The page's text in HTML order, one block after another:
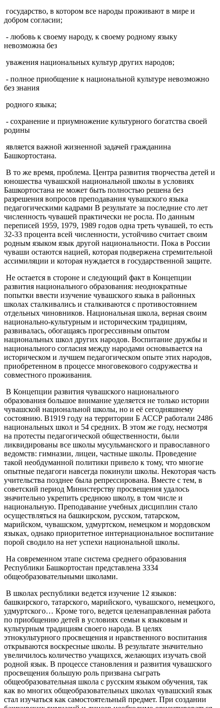
государство, в котором все народы проживают в мире и
добром согласии;
- любовь к своему народу, к своему родному языку
невозможна без
уважения национальных культур других народов;
- полное приобщение к национальной культуре невозможно
без знания
родного языка;
- сохранение и приумножение культурного богатства своей
родины
является важной жизненной задачей гражданина
Башкортостана.
В то же время, проблема. Центра развития творчества детей и
юношества чувашской национальной школы в условиях
Башкортостана не может быть полностью решена без
разрешения вопросов преподавания чувашского языка
педагогическими кадрами В результате за последние сто лет
численность чувашей практически не росла. По данным
переписей 1959, 1979, 1989 годов одна треть чувашей, то есть
32-33 процента всей численности, устойчиво считает своим
родным языком язык другой национальности. Пока в России
чуваши остаются нацией, которая подвержена стремительной
ассимиляции и которая нуждается в государственной защите.
Не остается в стороне и следующий факт в Концепции
развития национального образования: неоднократные
попытки ввести изучение чувашского языка в районных
школах сталкивались и сталкиваются с противостоянием
отдельных чиновников. Национальная школа, верная своим
национально-культурным и историческим традициям,
развивалась, обогащаясь прогрессивным опытом
национальных школ других народов. Воспитание дружбы и
национального согласия между народами основывается на
историческом и лучшем педагогическом опыте этих народов,
приобретенном в процессе многовекового содружества и
совместного проживания.
В Концепции развития чувашского национального
образования большое внимание уделяется не только истории
чувашской национальной школы, но и её сегодняшнему
состоянию. В1919 году на территории Б АССР работали 2486
национальных школ и 54 средних. В этом же году, несмотря
на протесты педагогической общественности, были
ликвидированы все школы мусульманского и православного
ведомств: гимназии, лицеи, частные школы. Проведение
такой необдуманной политики привело к тому, что многие
опытные педагоги навсегда покинули школы. Некоторая часть
учительства позднее была репрессирована. Вместе с тем, в
советский период Министерству просвещения удалось
значительно укрепить среднюю школу, в том числе и
национальную. Преподавание учебных дисциплин стало
осуществляться на башкирском, русском, татарском,
марийском, чувашском, удмуртском, немецком и мордовском
языках, однако приоритетное интернациональное воспитание
порой сводило на нет успехи национальной школы.
На современном этапе система среднего образования
Республики Башкортостан представлена 3334
общеобразовательными школами.
В школах республики ведется изучение 12 языков:
башкирского, татарского, марийского, чувашского, немецкого,
удмуртского… Кроме того, ведется целенаправленная работа
по приобщению детей в условиях семьи к языковым и
культурным традициям своего народа. В целях
этнокультурного просвещения и нравственного воспитания
открываются воскресные школы. В результате значительно
увеличилось количество учащихся, желающих изучать свой
родной язык. В процессе становления и развития чувашского
просвещения большую роль призвана сыграть
общеобразовательная школа с русским языком обучения, так
как во многих общеобразовательных школах чувашский язык
стал изучаться как самостоятельный предмет. При создании